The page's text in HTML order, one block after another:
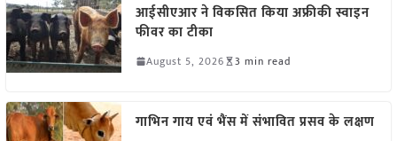
आईसीएआर ने विकसित किया अफ्रीकी स्वाइन
फीवर का टीका
August 5, 2026 3 min read
गाभिन गाय एवं भैंस में संभावित प्रसव के लक्षण